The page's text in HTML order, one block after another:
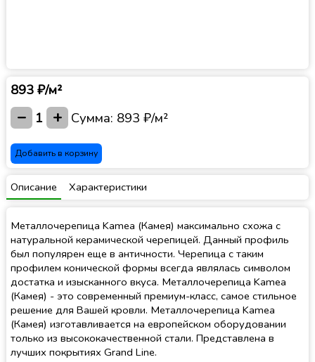
893 ₽/м²
− 1 + Сумма: 893 ₽/м²
Добавить в корзину
Описание Характеристики
Металлочерепица Kamea (Камея) максимально схожа с
натуральной керамической черепицей. Данный профиль
был популярен еще в античности. Черепица с таким
профилем конической формы всегда являлась символом
достатка и изысканного вкуса. Металлочерепица Kamea
(Камея) - это современный премиум-класс, самое стильное
решение для Вашей кровли. Металлочерепица Kamea
(Камея) изготавливается на европейском оборудовании
только из высококачественной стали. Представлена в
лучших покрытиях Grand Line.